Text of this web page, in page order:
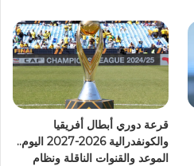
قرعة دوري أبطال أفريقيا
والكونفدرالية 2026-2027 اليوم..
الموعد والقنوات الناقلة ونظام